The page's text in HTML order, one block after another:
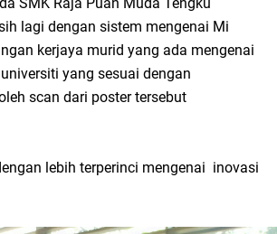
lagi dengan sistem mengenai Mi
kerjaya murid yang ada mengenai
yang sesuai dengan
scan dari poster tersebut
lebih terperinci mengenai inovasi